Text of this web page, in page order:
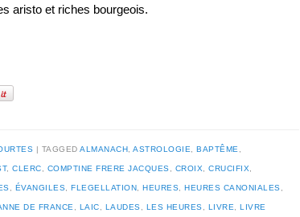
aristo et riches bourgeois.
TAGGED ALMANACH, ASTROLOGIE, BAPTÊME,
, CLERC, COMPTINE FRERE JACQUES, CROIX, CRUCIFIX,
, ÉVANGILES, FLEGELLATION, HEURES, HEURES CANONIALES,
DE FRANCE, LAIC, LAUDES, LES HEURES, LIVRE, LIVRE